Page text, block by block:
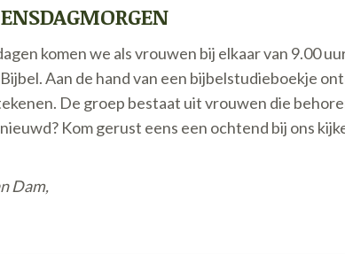
komen we als vrouwen bij elkaar van 9.00
Aan de hand van een bijbelstudieboekje
De groep bestaat uit vrouwen die
Kom gerust eens een ochtend bij ons
Dam,